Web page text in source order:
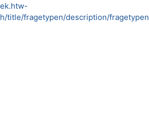
title/fragetypen/description/